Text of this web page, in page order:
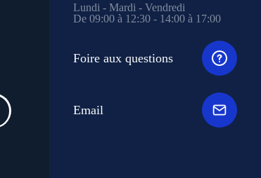
Lundi - Mardi - Vendredi
De 09:00 à 12:30 - 14:00 à 17:00
Foire aux questions
Email